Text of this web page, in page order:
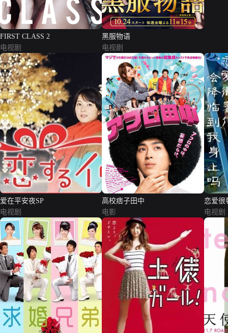
FIRST CLASS 2
电视剧
黑服物语
电视剧
爱在平安夜SP
电视剧
高校痞子田中
电影
恋爱很
电视剧